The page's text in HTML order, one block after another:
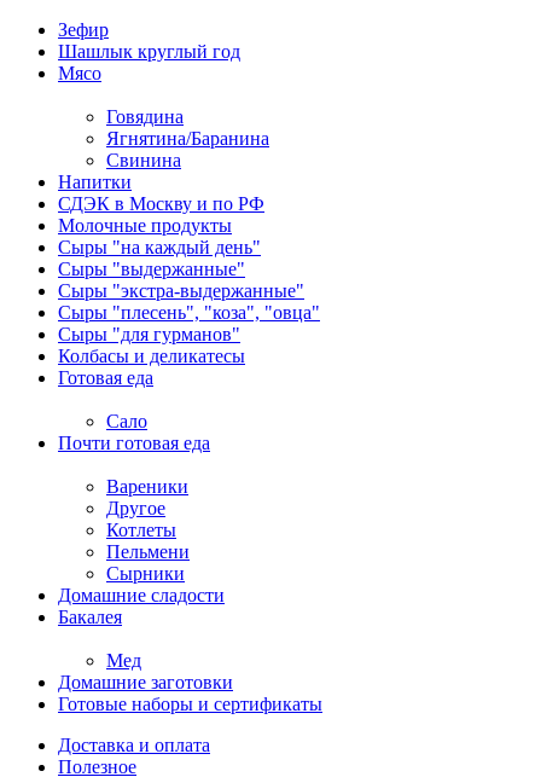
Зефир
Шашлык круглый год
Мясо
Говядина
Ягнятина/Баранина
Свинина
Напитки
СДЭК в Москву и по РФ
Молочные продукты
Сыры "на каждый день"
Сыры "выдержанные"
Сыры "экстра-выдержанные"
Сыры "плесень", "коза", "овца"
Сыры "для гурманов"
Колбасы и деликатесы
Готовая еда
Сало
Почти готовая еда
Вареники
Другое
Котлеты
Пельмени
Сырники
Домашние сладости
Бакалея
Мед
Домашние заготовки
Готовые наборы и сертификаты
Доставка и оплата
Полезное